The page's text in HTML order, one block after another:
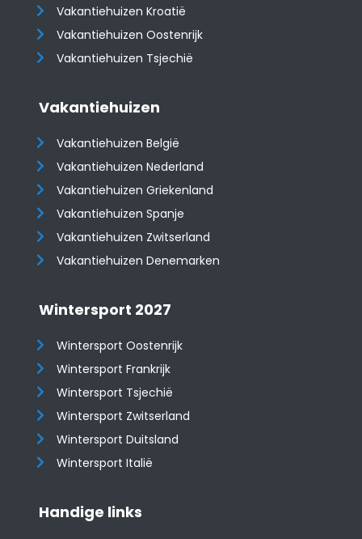
Vakantiehuizen Kroatië
​​​​​​​Vakantiehuizen Oostenrijk
Vakantiehuizen Tsjechië
Vakantiehuizen
Vakantiehuizen België
Vakantiehuizen Nederland
Vakantiehuizen Griekenland
Vakantiehuizen Spanje
​​​​​​​Vakantiehuizen Zwitserland
Vakantiehuizen Denemarken
Wintersport 2027
Wintersport Oostenrijk
Wintersport Frankrijk
Wintersport Tsjechië
Wintersport Zwitserland
Wintersport Duitsland
Wintersport Italië
Handige links